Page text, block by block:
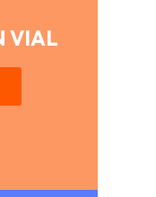
VIAL